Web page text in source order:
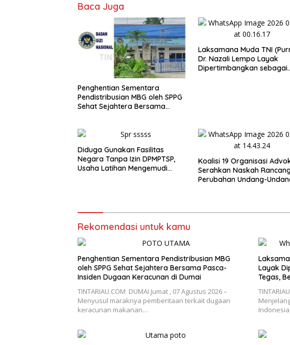
Baca Juga
Penghentian Sementara
Pendistribusian MBG oleh SPPG
Sehat Sejahtera Bersama
Laksamana Muda TNI
Dr. Nazali Lempo Layak
Dipertimbangkan sebagai
Diduga Gunakan Fasilitas
Negara Tanpa Izin DPMPTSP,
Usaha Latihan Mengemudi
Koalisi 19 Organisasi
Serahkan Naskah
Perubahan Undang-
Rekomendasi untuk kamu
Penghentian Sementara Pendistribusian MBG
oleh SPPG Sehat Sejahtera Bersama Pasca-
Insiden Dugaan Keracunan di Dumai
TINTARIAU.COM DUMAI Jumat , 07 Agustus 2026 –
Menyusul maraknya pemberitaan terkait dugaan
keracunan makanan…
Layak
Tegas,